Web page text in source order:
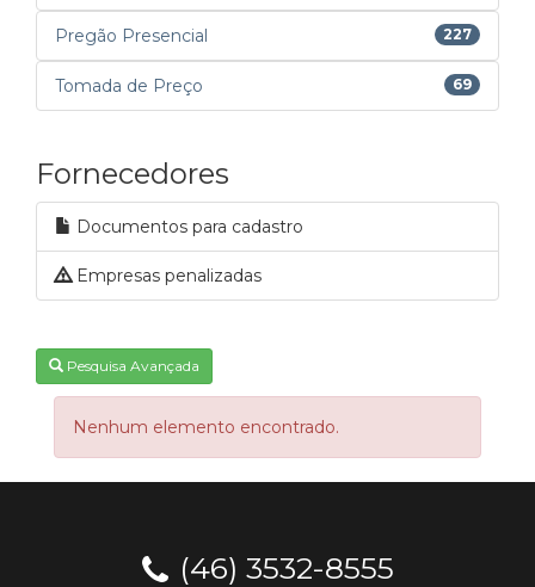
Pregão Presencial 227
Tomada de Preço 69
Fornecedores
Documentos para cadastro
Empresas penalizadas
Pesquisa Avançada
Nenhum elemento encontrado.
(46) 3532-8555